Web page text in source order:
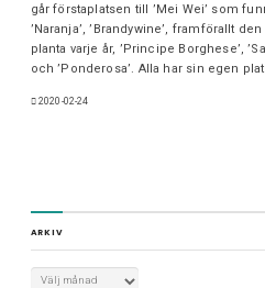
går förstaplatsen till ’Mei Wei’ som
’Naranja’, ’Brandywine’, framförallt
planta varje år, ’Principe Borghese’,
och ’Ponderosa’. Alla har sin egen
2020-02-24
ARKIV